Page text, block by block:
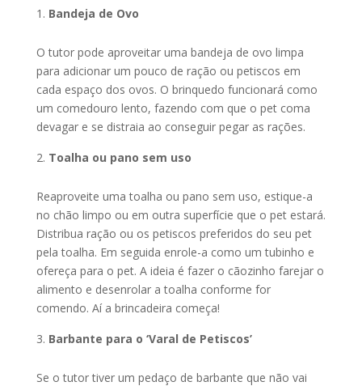
Bandeja de Ovo
O tutor pode aproveitar uma bandeja de ovo limpa
para adicionar um pouco de ração ou petiscos em
cada espaço dos ovos. O brinquedo funcionará como
um comedouro lento, fazendo com que o pet coma
devagar e se distraia ao conseguir pegar as rações.
Toalha ou pano sem uso
Reaproveite uma toalha ou pano sem uso, estique-a
no chão limpo ou em outra superfície que o pet estará.
Distribua ração ou os petiscos preferidos do seu pet
pela toalha. Em seguida enrole-a como um tubinho e
ofereça para o pet. A ideia é fazer o cãozinho farejar o
alimento e desenrolar a toalha conforme for
comendo. Aí a brincadeira começa!
Barbante para o ‘Varal de Petiscos’
Se o tutor tiver um pedaço de barbante que não vai